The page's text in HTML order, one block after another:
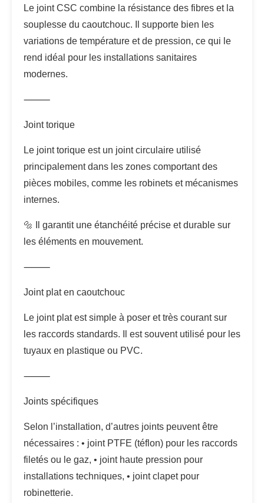
Le joint CSC combine la résistance des fibres et la
souplesse du caoutchouc. Il supporte bien les
variations de température et de pression, ce qui le
rend idéal pour les installations sanitaires
modernes.
⸻
Joint torique
Le joint torique est un joint circulaire utilisé
principalement dans les zones comportant des
pièces mobiles, comme les robinets et mécanismes
internes.
🔩 Il garantit une étanchéité précise et durable sur
les éléments en mouvement.
⸻
Joint plat en caoutchouc
Le joint plat est simple à poser et très courant sur
les raccords standards. Il est souvent utilisé pour les
tuyaux en plastique ou PVC.
⸻
Joints spécifiques
Selon l’installation, d’autres joints peuvent être
nécessaires : • joint PTFE (téflon) pour les raccords
filetés ou le gaz, • joint haute pression pour
installations techniques, • joint clapet pour
robinetterie.